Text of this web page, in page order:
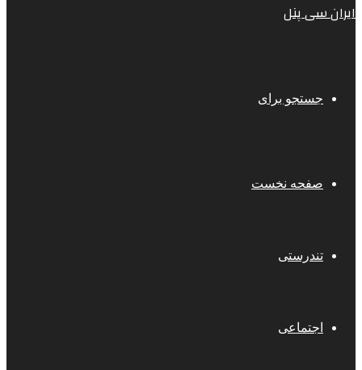
ایران سی پنل
جستجو برای
صفحه نخست
تندرستی
اجتماعی